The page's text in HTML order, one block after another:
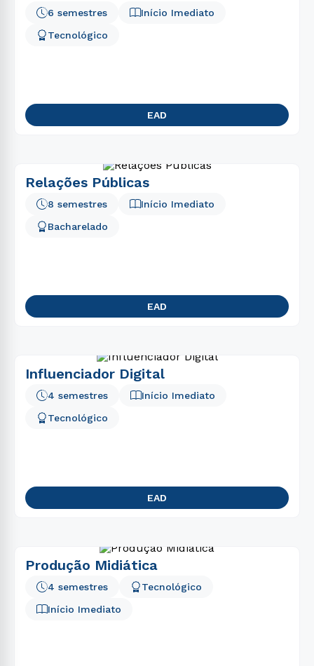
Início Imediato
Tecnológico
6 semestres
EAD
Relações Públicas
8 semestres
Início Imediato
Bacharelado
EAD
Influenciador Digital
Início Imediato
4 semestres
Tecnológico
EAD
Produção Midiática
Tecnológico
4 semestres
Início Imediato